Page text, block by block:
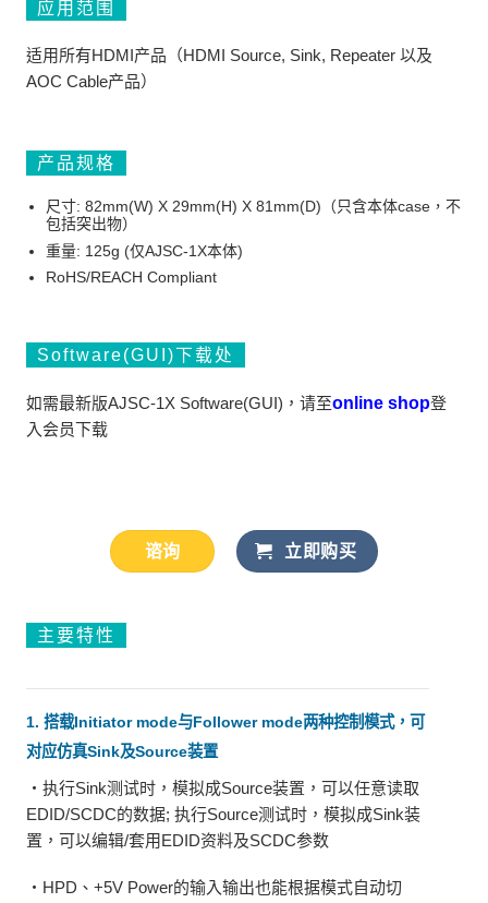
应用范围
适用所有HDMI产品（HDMI Source, Sink, Repeater 以及
AOC Cable产品）
产品规格
尺寸: 82mm(W) X 29mm(H) X 81mm(D)（只含本体case，不
包括突出物）
重量: 125g (仅AJSC-1X本体)
RoHS/REACH Compliant
Software(GUI)下载处
如需最新版AJSC-1X Software(GUI)，请至online shop登
入会员下载
谘询 立即购买
主要特性
1. 搭载Initiator mode与Follower mode两种控制模式，可
对应仿真Sink及Source装置
・执行Sink测试时，模拟成Source装置，可以任意读取
EDID/SCDC的数据; 执行Source测试时，模拟成Sink装
置，可以编辑/套用EDID资料及SCDC参数
・HPD、+5V Power的输入输出也能根据模式自动切